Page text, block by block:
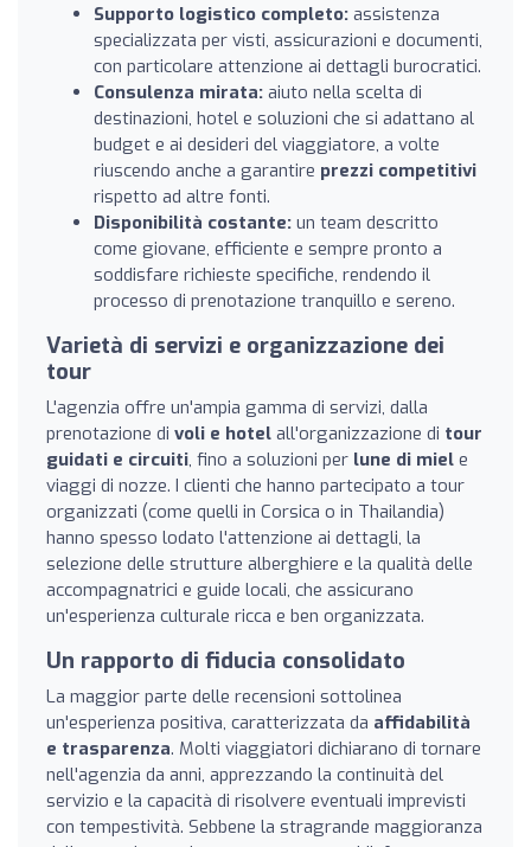
Supporto logistico completo: assistenza
specializzata per visti, assicurazioni e documenti,
con particolare attenzione ai dettagli burocratici.
Consulenza mirata: aiuto nella scelta di
destinazioni, hotel e soluzioni che si adattano al
budget e ai desideri del viaggiatore, a volte
riuscendo anche a garantire prezzi competitivi
rispetto ad altre fonti.
Disponibilità costante: un team descritto
come giovane, efficiente e sempre pronto a
soddisfare richieste specifiche, rendendo il
processo di prenotazione tranquillo e sereno.
Varietà di servizi e organizzazione dei
tour
L'agenzia offre un'ampia gamma di servizi, dalla
prenotazione di voli e hotel all'organizzazione di tour
guidati e circuiti, fino a soluzioni per lune di miel e
viaggi di nozze. I clienti che hanno partecipato a tour
organizzati (come quelli in Corsica o in Thailandia)
hanno spesso lodato l'attenzione ai dettagli, la
selezione delle strutture alberghiere e la qualità delle
accompagnatrici e guide locali, che assicurano
un'esperienza culturale ricca e ben organizzata.
Un rapporto di fiducia consolidato
La maggior parte delle recensioni sottolinea
un'esperienza positiva, caratterizzata da affidabilità
e trasparenza. Molti viaggiatori dichiarano di tornare
nell'agenzia da anni, apprezzando la continuità del
servizio e la capacità di risolvere eventuali imprevisti
con tempestività. Sebbene la stragrande maggioranza